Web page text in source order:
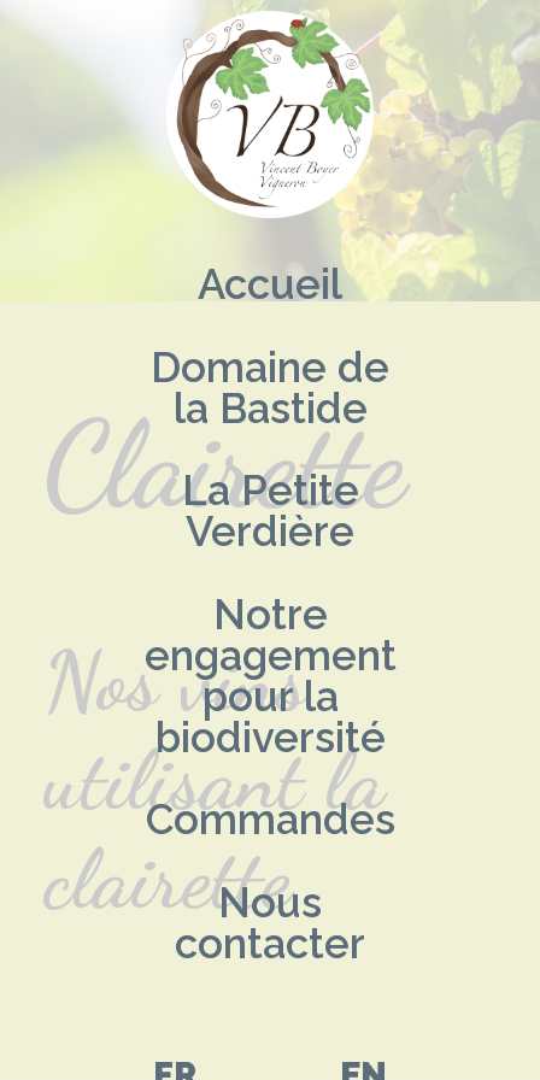
Aller
contenu
Accueil
Domaine de
la Bastide
La Petite
Verdière
Notre
engagement
pour la
biodiversité
Commandes
Nous
contacter
Clairette
Nos vins
utilisant la
clairette